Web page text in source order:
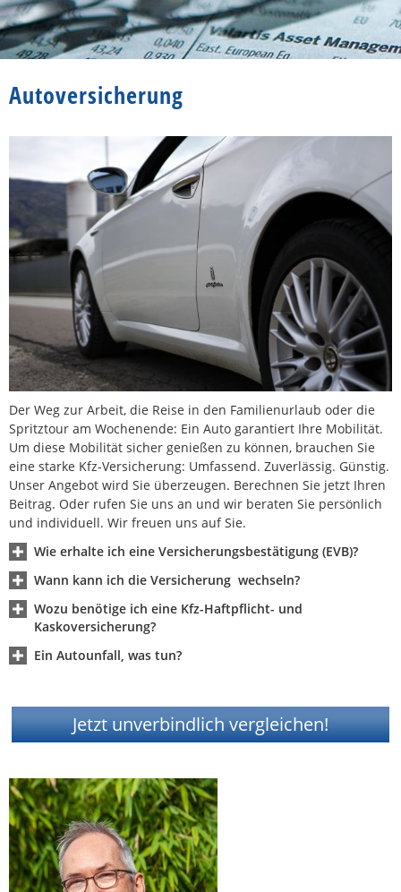
Autoversicherung
Der Weg zur Arbeit, die Reise in den Familienurlaub oder die
Spritztour am Wochenende: Ein Auto garantiert Ihre Mobilität.
Um diese Mobilität sicher genießen zu können, brauchen Sie
eine starke Kfz-Versicherung: Umfassend. Zuverlässig. Günstig.
Unser Angebot wird Sie überzeugen. Berechnen Sie jetzt Ihren
Beitrag. Oder rufen Sie uns an und wir beraten Sie persönlich
und individuell. Wir freuen uns auf Sie.
Wie erhalte ich eine Versicherungsbestätigung (EVB)?
Wann kann ich die Versicherung wechseln?
Wozu benötige ich eine Kfz-Haftpflicht- und
Kaskoversicherung?
Ein Autounfall, was tun?
Jetzt unverbindlich vergleichen!